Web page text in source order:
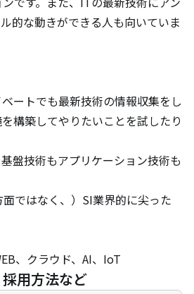
的な動きができる人も向いていま
ートでも最新技術の情報収集をし
構築してやりたいことを試したり
盤技術もアプリケーション技術も
面ではなく、）SI業界的に尖った
、クラウド、AI、IoT
用方法など